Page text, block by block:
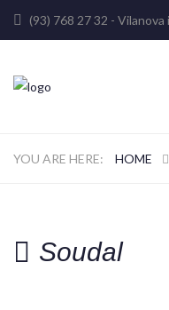
(93) 768 27 32 -
HOME
Soudal